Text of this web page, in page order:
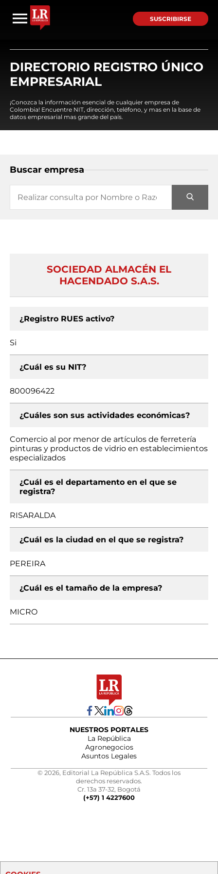
SUSCRIBIRSE
DIRECTORIO REGISTRO ÚNICO
EMPRESARIAL
¡Conozca la información esencial de cualquier empresa de
Colombia! Encuentre NIT, dirección, teléfono, y mas en la base de
datos empresarial mas grande del país.
Buscar empresa
SOCIEDAD ALMACÉN EL
HACENDADO S.A.S.
¿Registro RUES activo?
Si
¿Cuál es su NIT?
800096422
¿Cuáles son sus actividades económicas?
Comercio al por menor de artículos de ferretería
pinturas y productos de vidrio en establecimientos
especializados
¿Cuál es el departamento en el que se
registra?
RISARALDA
¿Cuál es la ciudad en el que se registra?
PEREIRA
¿Cuál es el tamaño de la empresa?
MICRO
NUESTROS PORTALES
La República
Agronegocios
Asuntos Legales
© 2026, Editorial La República S.A.S. Todos los
derechos reservados.
Cr. 13a 37-32, Bogotá
(+57) 1 4227600